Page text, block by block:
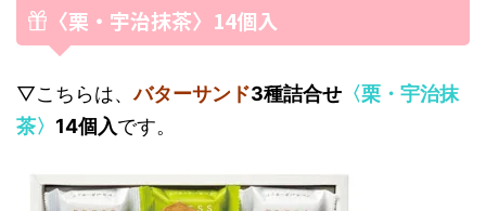
〈栗・宇治抹茶〉14個入
▽こちらは、バターサンド3種詰合せ 〈栗・宇治抹
茶〉 14個入です。